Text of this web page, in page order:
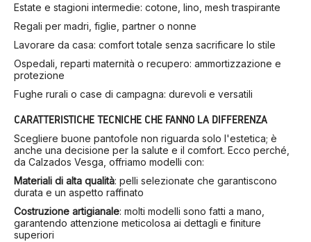
Estate e stagioni intermedie: cotone, lino, mesh traspirante
Regali per madri, figlie, partner o nonne
Lavorare da casa: comfort totale senza sacrificare lo stile
Ospedali, reparti maternità o recupero: ammortizzazione e
protezione
Fughe rurali o case di campagna: durevoli e versatili
CARATTERISTICHE TECNICHE CHE FANNO LA DIFFERENZA
Scegliere buone pantofole non riguarda solo l'estetica; è
anche una decisione per la salute e il comfort. Ecco perché,
da Calzados Vesga, offriamo modelli con:
Materiali di alta qualità: pelli selezionate che garantiscono
durata e un aspetto raffinato
Costruzione artigianale: molti modelli sono fatti a mano,
garantendo attenzione meticolosa ai dettagli e finiture
superiori